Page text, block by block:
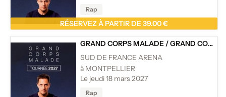
Rap
RÉSERVEZ À PARTIR DE 39.00 €
GRAND CORPS MALADE /GRAND CORPS MALADE - TOURNÉE
SUD DE FRANCE ARENA
à MONTPELLIER
Le jeudi 18 mars 2027
Rap